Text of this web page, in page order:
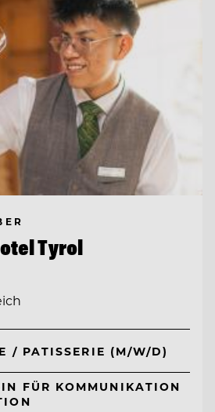
Tyrol
/ PATISSERIE (M/W/D)
FÜR KOMMUNIKATION